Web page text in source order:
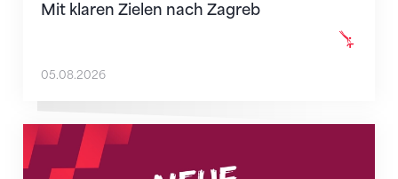
Mit klaren Zielen nach Zagreb
05.08.2026
Neue Empfangszeiten ab 1. August 2026